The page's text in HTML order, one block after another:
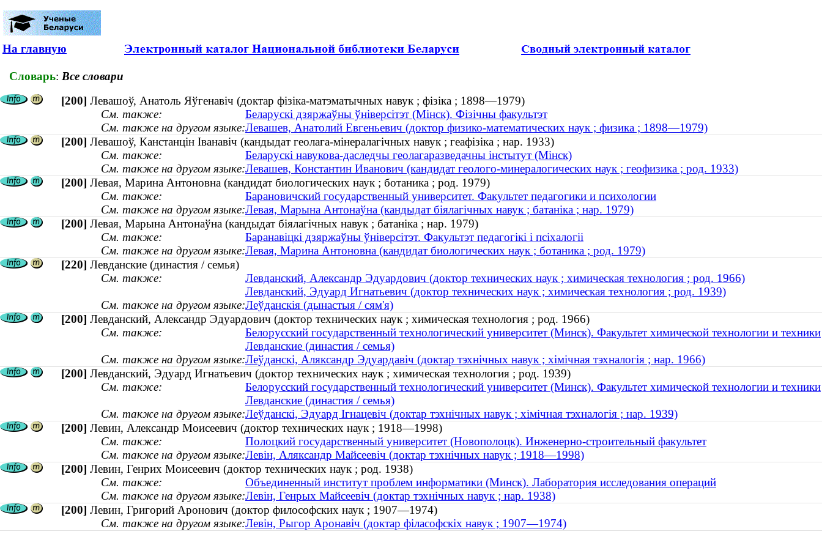
На главную
Словарь: Все словари
[200] Левашоў, Анатоль Яўгенавіч (доктар фізіка-матэматычных навук ; фізіка ; 1898—1979)
См. также:
Беларускі дзяржаўны ўніверсітэт (Мінск). Фізічны факультэт
См. также на другом языке:Левашев, Анатолий Евгеньевич (доктор физико-математических наук ; физика ; 1898—1979)
[200] Левашоў, Канстанцін Іванавіч (кандыдат геолага-мінералагічных навук ; геафізіка ; нар. 1933)
См. также:
Беларускі навукова-даследчы геолагаразведачны інстытут (Мінск)
См. также на другом языке:Левашев, Константин Иванович (кандидат геолого-минералогических наук ; геофизика ; род. 1933)
[200] Левая, Марина Антоновна (кандидат биологических наук ; ботаника ; род. 1979)
См. также:
Барановичский государственный университет. Факультет педагогики и психологии
См. также на другом языке:Левая, Марына Антонаўна (кандыдат біялагічных навук ; батаніка ; нар. 1979)
[200] Левая, Марына Антонаўна (кандыдат біялагічных навук ; батаніка ; нар. 1979)
См. также:
Баранавіцкі дзяржаўны ўніверсітэт. Факультэт педагогікі і псіхалогіі
См. также на другом языке:Левая, Марина Антоновна (кандидат биологических наук ; ботаника ; род. 1979)
[220] Левданские (династия / семья)
См. также:
Левданский, Александр Эдуардович (доктор технических наук ; химическая технология ; род. 1966)
Левданский, Эдуард Игнатьевич (доктор технических наук ; химическая технология ; род. 1939)
См. также на другом языке:Леўданскія (дынастыя / сям'я)
[200] Левданский, Александр Эдуардович (доктор технических наук ; химическая технология ; род. 1966)
См. также:
Белорусский государственный технологический университет (Минск). Факультет химической технологии и техники
Левданские (династия / семья)
См. также на другом языке:Леўданскі, Аляксандр Эдуардавіч (доктар тэхнічных навук ; хімічная тэхналогія ; нар. 1966)
[200] Левданский, Эдуард Игнатьевич (доктор технических наук ; химическая технология ; род. 1939)
См. также:
Белорусский государственный технологический университет (Минск). Факультет химической технологии и техники
Левданские (династия / семья)
См. также на другом языке:Леўданскі, Эдуард Ігнацевіч (доктар тэхнічных навук ; хімічная тэхналогія ; нар. 1939)
[200] Левин, Александр Моисеевич (доктор технических наук ; 1918—1998)
См. также:
Полоцкий государственный университет (Новополоцк). Инженерно-строительный факультет
См. также на другом языке:Левін, Аляксандр Майсеевіч (доктар тэхнічных навук ; 1918—1998)
[200] Левин, Генрих Моисеевич (доктор технических наук ; род. 1938)
См. также:
Объединенный институт проблем информатики (Минск). Лаборатория исследования операций
См. также на другом языке:Левін, Генрых Майсеевіч (доктар тэхнічных навук ; нар. 1938)
[200] Левин, Григорий Аронович (доктор философских наук ; 1907—1974)
См. также на другом языке:Левін, Рыгор Аронавіч (доктар філасофскіх навук ; 1907—1974)